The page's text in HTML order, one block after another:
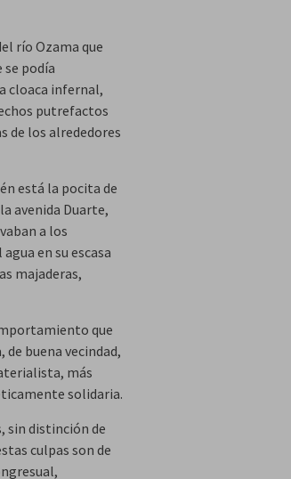
río Ozama que
podía
cloaca infernal,
putrefactos
de los alrededores
está la pocita de
avenida Duarte,
a los
en su escasa
majaderas,
que
buena vecindad,
más
solidaria.
sin distinción de
culpas son de